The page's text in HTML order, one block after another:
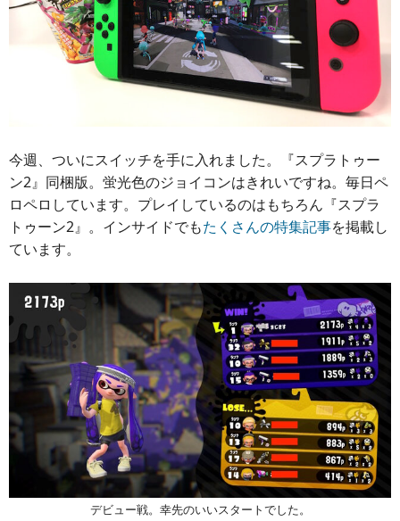
今週、ついにスイッチを手に入れました。『スプラトゥー
ン2』同梱版。蛍光色のジョイコンはきれいですね。毎日ペ
ロペロしています。プレイしているのはもちろん『スプラ
トゥーン2』。インサイドでもたくさんの特集記事を掲載し
ています。
デビュー戦。幸先のいいスタートでした。